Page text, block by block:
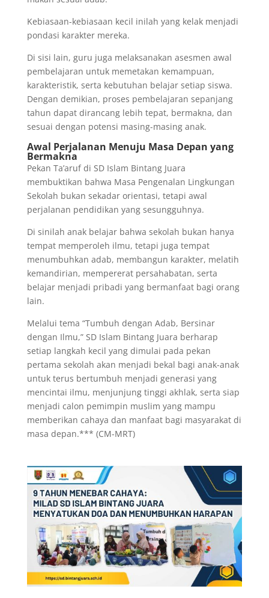
Kebiasaan-kebiasaan kecil inilah yang kelak menjadi
pondasi karakter mereka.
Di sisi lain, guru juga melaksanakan asesmen awal
pembelajaran untuk memetakan kemampuan,
karakteristik, serta kebutuhan belajar setiap siswa.
Dengan demikian, proses pembelajaran sepanjang
tahun dapat dirancang lebih tepat, bermakna, dan
sesuai dengan potensi masing-masing anak.
Awal Perjalanan Menuju Masa Depan yang
Bermakna
Pekan Ta’aruf di SD Islam Bintang Juara
membuktikan bahwa Masa Pengenalan Lingkungan
Sekolah bukan sekadar orientasi, tetapi awal
perjalanan pendidikan yang sesungguhnya.
Di sinilah anak belajar bahwa sekolah bukan hanya
tempat memperoleh ilmu, tetapi juga tempat
menumbuhkan adab, membangun karakter, melatih
kemandirian, mempererat persahabatan, serta
belajar menjadi pribadi yang bermanfaat bagi orang
lain.
Melalui tema “Tumbuh dengan Adab, Bersinar
dengan Ilmu,” SD Islam Bintang Juara berharap
setiap langkah kecil yang dimulai pada pekan
pertama sekolah akan menjadi bekal bagi anak-anak
untuk terus bertumbuh menjadi generasi yang
mencintai ilmu, menjunjung tinggi akhlak, serta siap
menjadi calon pemimpin muslim yang mampu
memberikan cahaya dan manfaat bagi masyarakat di
masa depan.*** (CM-MRT)